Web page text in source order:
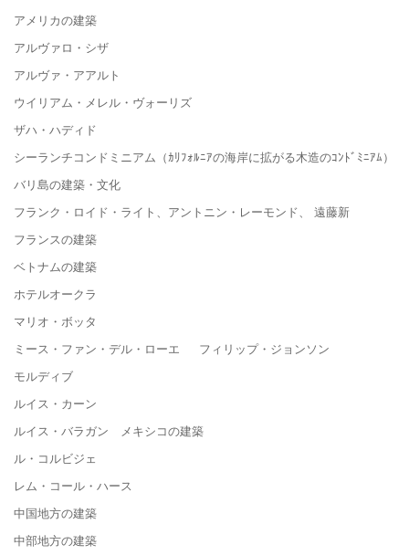
アメリカの建築
アルヴァロ・シザ
アルヴァ・アアルト
ウイリアム・メレル・ヴォーリズ
ザハ・ハディド
シーランチコンドミニアム（ｶﾘﾌｫﾙﾆｱの海岸に拡がる木造のｺﾝﾄﾞﾐﾆｱﾑ）
バリ島の建築・文化
フランク・ロイド・ライト、アントニン・レーモンド、 遠藤新
フランスの建築
ベトナムの建築
ホテルオークラ
マリオ・ボッタ
ミース・ファン・デル・ローエ フィリップ・ジョンソン
モルディブ
ルイス・カーン
ルイス・バラガン メキシコの建築
ル・コルビジェ
レム・コール・ハース
中国地方の建築
中部地方の建築